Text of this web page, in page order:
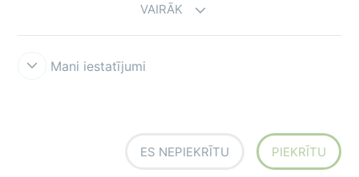
VAIRĀK
Mani iestatījumi
ES NEPIEKRĪTU PIEKRĪTU